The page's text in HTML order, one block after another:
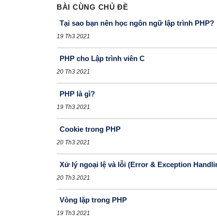
BÀI CÙNG CHỦ ĐỀ
Tại sao bạn nên học ngôn ngữ lập trình PHP?
19 Th3 2021
PHP cho Lập trình viên C
20 Th3 2021
PHP là gì?
19 Th3 2021
Cookie trong PHP
20 Th3 2021
Xử lý ngoại lệ và lỗi (Error & Exception
20 Th3 2021
Vòng lặp trong PHP
19 Th3 2021